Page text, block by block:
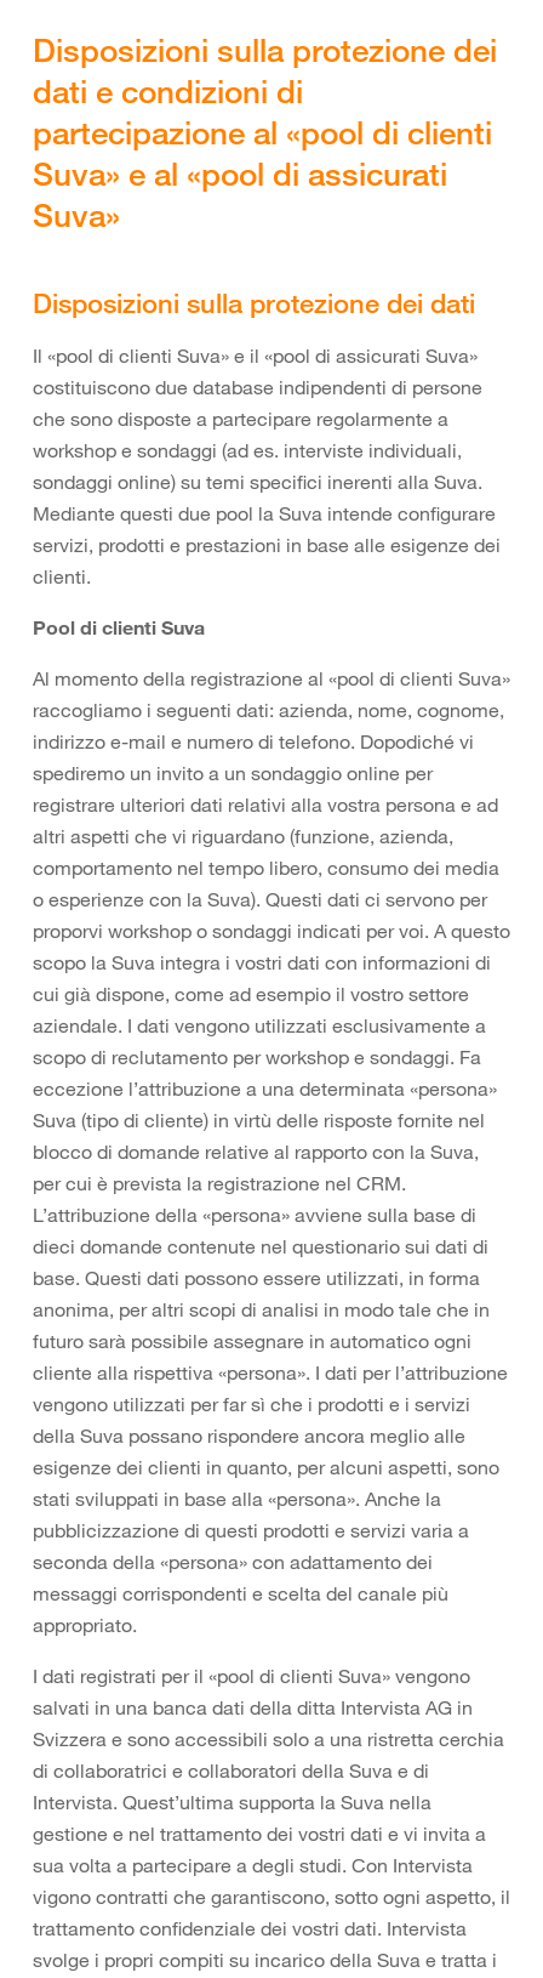
Disposizioni sulla protezione dei
dati e condizioni di
partecipazione al «pool di clienti
Suva» e al «pool di assicurati
Suva»
Disposizioni sulla protezione dei dati
Il «pool di clienti Suva» e il «pool di assicurati Suva»
costituiscono due database indipendenti di persone
che sono disposte a partecipare regolarmente a
workshop e sondaggi (ad es. interviste individuali,
sondaggi online) su temi specifici inerenti alla Suva.
Mediante questi due pool la Suva intende configurare
servizi, prodotti e prestazioni in base alle esigenze dei
clienti.
Pool di clienti Suva
Al momento della registrazione al «pool di clienti Suva»
raccogliamo i seguenti dati: azienda, nome, cognome,
indirizzo e-mail e numero di telefono. Dopodiché vi
spediremo un invito a un sondaggio online per
registrare ulteriori dati relativi alla vostra persona e ad
altri aspetti che vi riguardano (funzione, azienda,
comportamento nel tempo libero, consumo dei media
o esperienze con la Suva). Questi dati ci servono per
proporvi workshop o sondaggi indicati per voi. A questo
scopo la Suva integra i vostri dati con informazioni di
cui già dispone, come ad esempio il vostro settore
aziendale. I dati vengono utilizzati esclusivamente a
scopo di reclutamento per workshop e sondaggi. Fa
eccezione l’attribuzione a una determinata «persona»
Suva (tipo di cliente) in virtù delle risposte fornite nel
blocco di domande relative al rapporto con la Suva,
per cui è prevista la registrazione nel CRM.
L’attribuzione della «persona» avviene sulla base di
dieci domande contenute nel questionario sui dati di
base. Questi dati possono essere utilizzati, in forma
anonima, per altri scopi di analisi in modo tale che in
futuro sarà possibile assegnare in automatico ogni
cliente alla rispettiva «persona». I dati per l’attribuzione
vengono utilizzati per far sì che i prodotti e i servizi
della Suva possano rispondere ancora meglio alle
esigenze dei clienti in quanto, per alcuni aspetti, sono
stati sviluppati in base alla «persona». Anche la
pubblicizzazione di questi prodotti e servizi varia a
seconda della «persona» con adattamento dei
messaggi corrispondenti e scelta del canale più
appropriato.
I dati registrati per il «pool di clienti Suva» vengono
salvati in una banca dati della ditta Intervista AG in
Svizzera e sono accessibili solo a una ristretta cerchia
di collaboratrici e collaboratori della Suva e di
Intervista. Quest’ultima supporta la Suva nella
gestione e nel trattamento dei vostri dati e vi invita a
sua volta a partecipare a degli studi. Con Intervista
vigono contratti che garantiscono, sotto ogni aspetto, il
trattamento confidenziale dei vostri dati. Intervista
svolge i propri compiti su incarico della Suva e tratta i